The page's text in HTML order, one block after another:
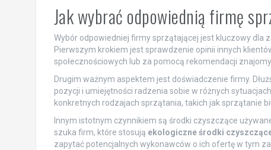
Jak wybrać odpowiednią firmę
Wybór odpowiedniej firmy sprzątającej jest kluczowy dla
Pierwszym krokiem jest sprawdzenie opinii innych
społecznościowych lub za pomocą rekomendacji
Drugim ważnym aspektem jest doświadczenie firmy.
pozycji i umiejętności radzenia sobie w różnych
konkretnych rodzajach sprzątania, takich jak sprzątanie
Innym istotnym czynnikiem są środki czyszczące
szuka firm, które stosują ekologiczne środki
zapytać potencjalnych wykonawców o ich ofertę w tym